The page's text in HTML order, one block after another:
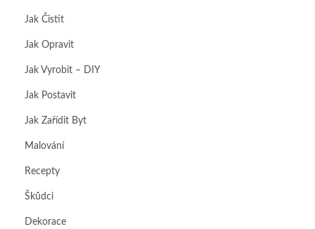
Jak Čistit
Jak Opravit
Jak Vyrobit – DIY
Jak Postavit
Jak Zařídit Byt
Malování
Recepty
Škůdci
Dekorace